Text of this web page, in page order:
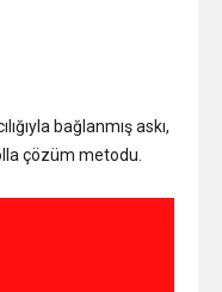
bağlanmış askı,
çözüm metodu.